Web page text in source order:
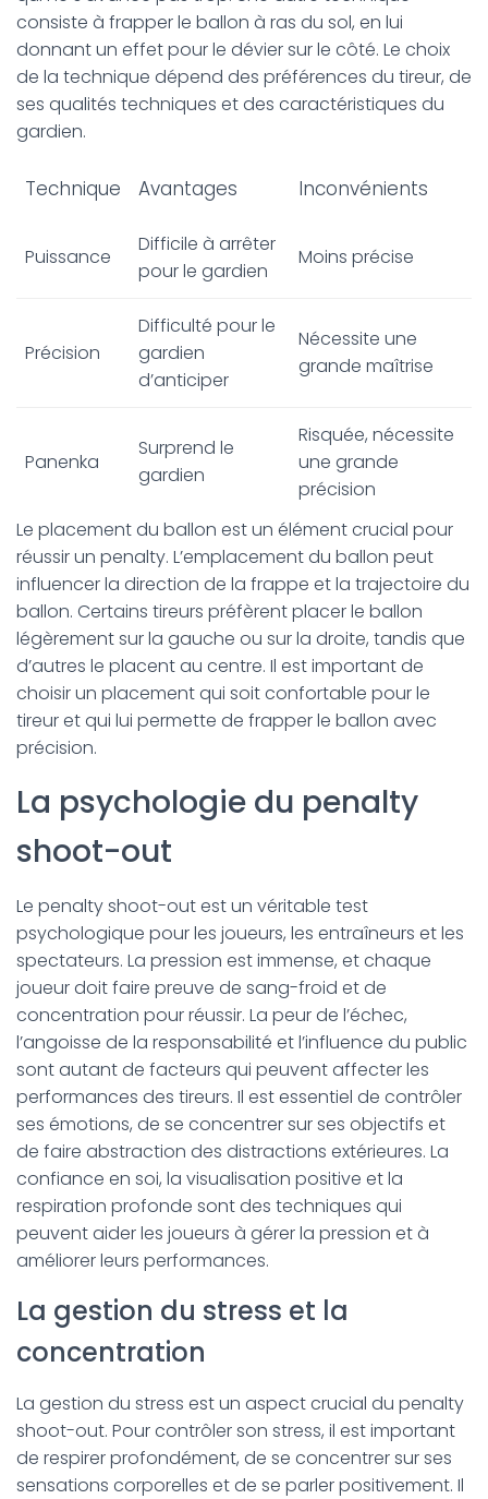
consiste à frapper le ballon à ras du sol, en lui
donnant un effet pour le dévier sur le côté. Le choix
de la technique dépend des préférences du tireur, de
ses qualités techniques et des caractéristiques du
gardien.
Technique Avantages Inconvénients
Puissance
Difficile à arrêter
pour le gardien
Moins précise
Précision
Difficulté pour le
gardien
d’anticiper
Nécessite une
grande maîtrise
Panenka
Surprend le
gardien
Risquée, nécessite
une grande
précision
Le placement du ballon est un élément crucial pour
réussir un penalty. L’emplacement du ballon peut
influencer la direction de la frappe et la trajectoire du
ballon. Certains tireurs préfèrent placer le ballon
légèrement sur la gauche ou sur la droite, tandis que
d’autres le placent au centre. Il est important de
choisir un placement qui soit confortable pour le
tireur et qui lui permette de frapper le ballon avec
précision.
La psychologie du penalty
shoot-out
Le penalty shoot-out est un véritable test
psychologique pour les joueurs, les entraîneurs et les
spectateurs. La pression est immense, et chaque
joueur doit faire preuve de sang-froid et de
concentration pour réussir. La peur de l’échec,
l’angoisse de la responsabilité et l’influence du public
sont autant de facteurs qui peuvent affecter les
performances des tireurs. Il est essentiel de contrôler
ses émotions, de se concentrer sur ses objectifs et
de faire abstraction des distractions extérieures. La
confiance en soi, la visualisation positive et la
respiration profonde sont des techniques qui
peuvent aider les joueurs à gérer la pression et à
améliorer leurs performances.
La gestion du stress et la
concentration
La gestion du stress est un aspect crucial du penalty
shoot-out. Pour contrôler son stress, il est important
de respirer profondément, de se concentrer sur ses
sensations corporelles et de se parler positivement. Il